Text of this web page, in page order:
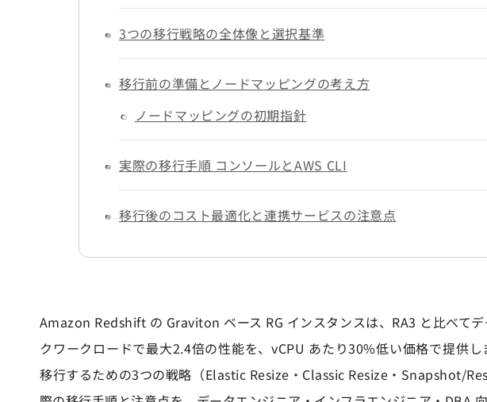
3つの移行戦略の全体像と選択基準
移行前の準備とノードマッピングの考え方
ノードマッピングの初期指針
実際の移行手順 コンソールとAWS CLI
移行後のコスト最適化と連携サービスの注意点
Amazon Redshift の Graviton ベース RG インスタンスは、RA3 と比べて
クワークロードで最大2.4倍の性能を、vCPU あたり30%低い価格で提供
移行するための3つの戦略（Elastic Resize・Classic Resize・Snapshot/